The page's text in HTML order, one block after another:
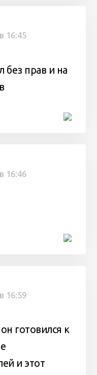
16:45
без прав и на
16:46
16:59
готовился к
и этот